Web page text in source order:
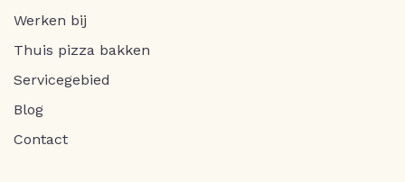
Werken bij
Thuis pizza bakken
Servicegebied
Blog
Contact